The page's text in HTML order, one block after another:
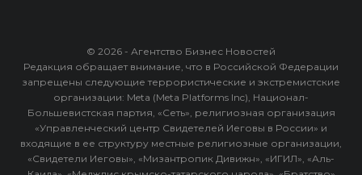
© 2026 - Агентство Бизнес Новостей
Редакция обращает внимание, что в Российской Федерации
запрещены следующие террористические и экстремистские
организации: Meta (Meta Platforms Inc), Национал-
Большевистская партия, «Сеть», религиозная организация
«Управленческий центр Свидетелей Иеговы в России» и
входящие в ее структуру местные религиозные организации,
«Свидетели Иеговы», «Мизантропик Дивижн», «ИГИЛ», «Аль-